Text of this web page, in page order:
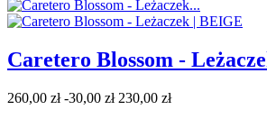
Caretero Blossom -
260,00 zł -30,00 zł 230,00 zł